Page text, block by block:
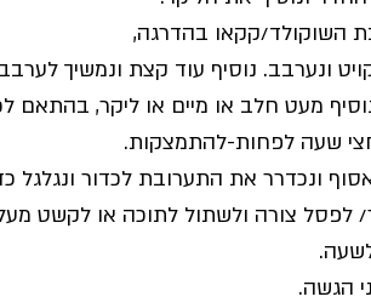
השוקולד/קקאו בהדרגה,
ונערבב. נוסיף עוד קצת ונמשיך
מעט חלב או מיים או ליקר, בהתאם
שעה לפחות-להתמצקות.
ונכדרר את התערובת לכדור ונגלגל
לפסל צורה ולשתול לתוכה או לקשט מעל
הגשה.